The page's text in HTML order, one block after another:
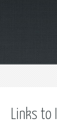
Links to